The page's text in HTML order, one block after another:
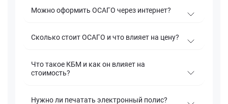
Можно оформить ОСАГО через интернет?
Сколько стоит ОСАГО и что влияет на цену?
Что такое КБМ и как он влияет на
стоимость?
Нужно ли печатать электронный полис?